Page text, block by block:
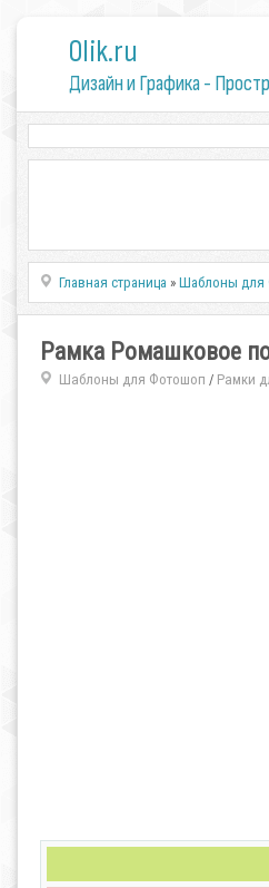
0lik.ru
Дизайн и Графика -
Главная страница »Шаблоны для
Рамка Ромашковое
Шаблоны для Фотошоп / Рамки